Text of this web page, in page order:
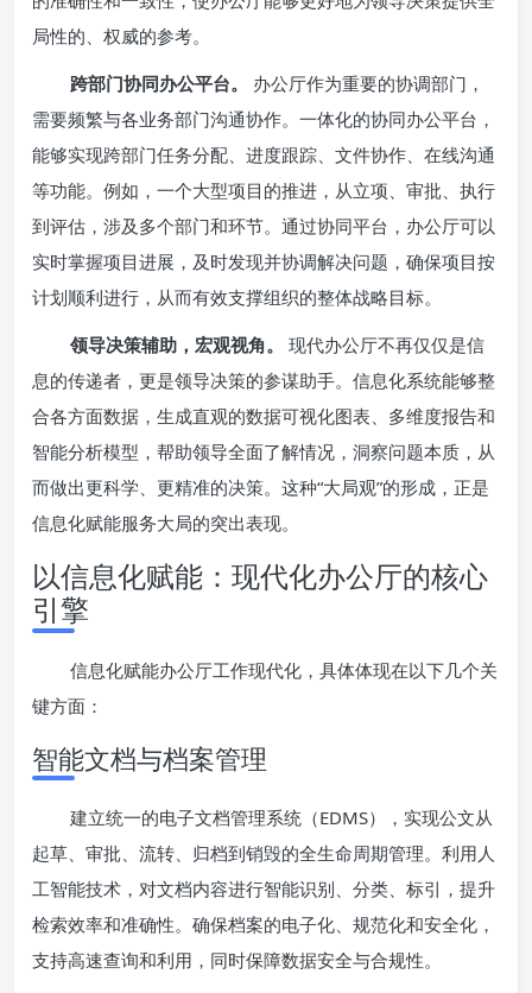
局性的、权威的参考。
跨部门协同办公平台。
办公厅作为重要的协调部门，
需要频繁与各业务部门沟通协作。一体化的协同办公平台，
能够实现跨部门任务分配、进度跟踪、文件协作、在线沟通
等功能。例如，一个大型项目的推进，从立项、审批、执行
到评估，涉及多个部门和环节。通过协同平台，办公厅可以
实时掌握项目进展，及时发现并协调解决问题，确保项目按
计划顺利进行，从而有效支撑组织的整体战略目标。
领导决策辅助，宏观视角。
现代办公厅不再仅仅是信
息的传递者，更是领导决策的参谋助手。信息化系统能够整
合各方面数据，生成直观的数据可视化图表、多维度报告和
智能分析模型，帮助领导全面了解情况，洞察问题本质，从
而做出更科学、更精准的决策。这种“大局观”的形成，正是
信息化赋能服务大局的突出表现。
以信息化赋能：现代化办公厅的核心
引擎
信息化赋能办公厅工作现代化，具体体现在以下几个关
键方面：
智能文档与档案管理
建立统一的电子文档管理系统（EDMS），实现公文从
起草、审批、流转、归档到销毁的全生命周期管理。利用人
工智能技术，对文档内容进行智能识别、分类、标引，提升
检索效率和准确性。确保档案的电子化、规范化和安全化，
支持高速查询和利用，同时保障数据安全与合规性。